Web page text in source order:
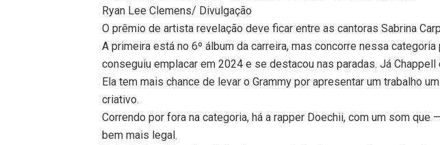
Ryan Lee Clemens/ Divulgação
O prêmio de artista revelação deve ficar entre as cantoras Sabrina
A primeira está no 6º álbum da carreira, mas concorre nessa
conseguiu emplacar em 2024 e se destacou nas paradas. Já Chappell
Ela tem mais chance de levar o Grammy por apresentar um trabalho
criativo.
Correndo por fora na categoria, há a rapper Doechii, com um som
bem mais legal.